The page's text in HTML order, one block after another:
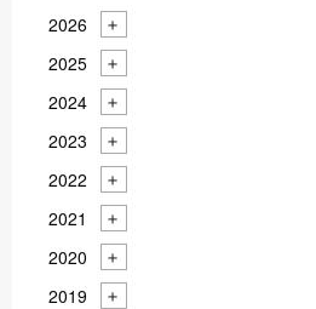
2026
2025
2024
2023
2022
2021
2020
2019